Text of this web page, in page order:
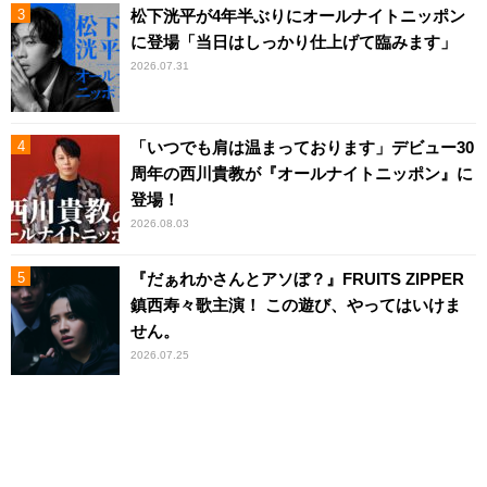
松下洸平が4年半ぶりにオールナイトニッポン
に登場「当日はしっかり仕上げて臨みます」
2026.07.31
「いつでも肩は温まっております」デビュー30
周年の西川貴教が『オールナイトニッポン』に
登場！
2026.08.03
『だぁれかさんとアソぼ？』FRUITS ZIPPER
鎮西寿々歌主演！ この遊び、やってはいけま
せん。
2026.07.25